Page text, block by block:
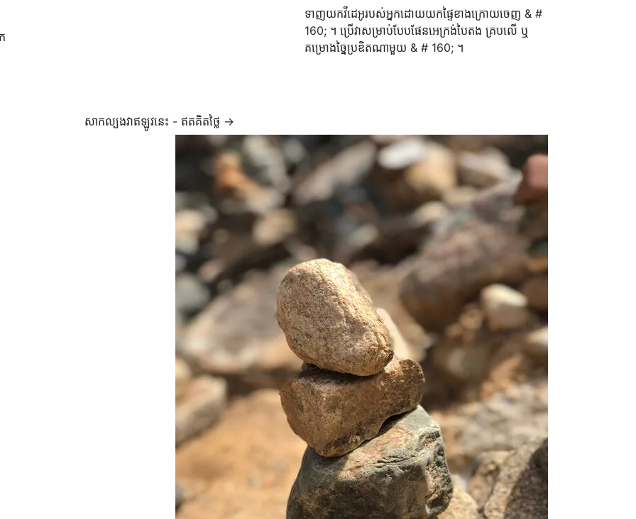
ទាញយក​វីដេអូ​របស់​អ្នក​ដោយ​យក​ផ្ទៃ​ខាងក្រោយ​ចេញ & #
160; ។ ប្រើ​វា​សម្រាប់​បែបផែន​អេក្រង់​បៃតង គ្រប​លើ ឬ​
គម្រោង​ច្នៃប្រឌិត​ណាមួយ & # 160; ។
សាកល្បងវាឥឡូវនេះ - ឥតគិតថ្លៃ →